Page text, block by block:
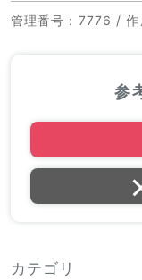
管理番号 ：7776 /
参
カテゴリ